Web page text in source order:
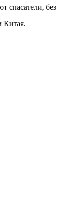
спасатели,
Китая.